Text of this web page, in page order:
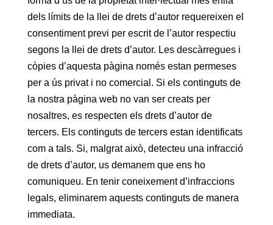
dels límits de la llei de drets d’autor requereixen el
consentiment previ per escrit de l’autor respectiu
segons la llei de drets d’autor. Les descàrregues i
còpies d’aquesta pàgina només estan permeses
per a ús privat i no comercial. Si els continguts de
la nostra pàgina web no van ser creats per
nosaltres, es respecten els drets d’autor de
tercers. Els continguts de tercers estan identificats
com a tals. Si, malgrat això, detecteu una infracció
de drets d’autor, us demanem que ens ho
comuniqueu. En tenir coneixement d’infraccions
legals, eliminarem aquests continguts de manera
immediata.